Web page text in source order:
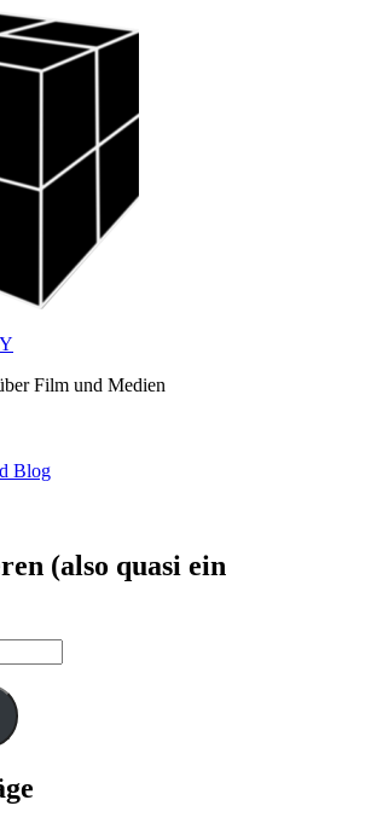
Film und Medien
Blog
(also quasi ein